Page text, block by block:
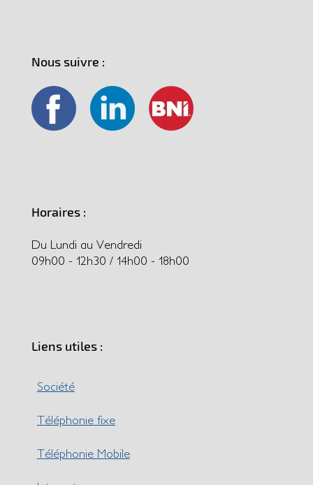
Nous suivre :
Horaires :
Du Lundi au Vendredi
09h00 - 12h30 / 14h00 - 18h00
Liens utiles :
Société
Téléphonie fixe
Téléphonie Mobile